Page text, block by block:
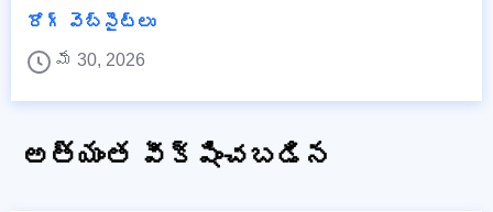
రోగ్ వెబ్‌సైట్‌లు
మే 30, 2026
అత్యంత వీక్షించబడిన